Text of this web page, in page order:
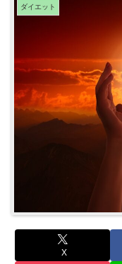
ダイエット
X